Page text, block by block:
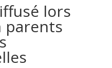
lors
parents